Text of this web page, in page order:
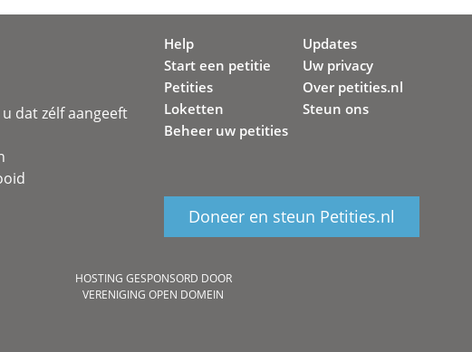
dat zélf aangeeft
Help
Start een petitie
Petities
Loketten
Beheer uw petities
Updates
Uw privacy
Over petities.nl
Steun ons
Doneer en steun Petities.nl
HOSTING GESPONSORD DOOR
VERENIGING OPEN DOMEIN